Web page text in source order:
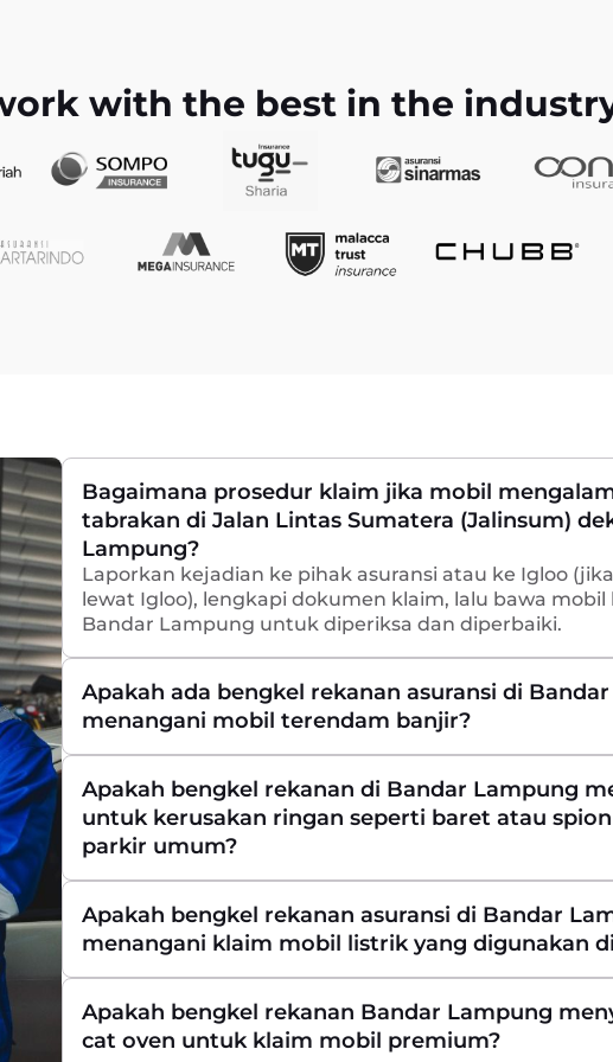
with the best in the
Bagaimana prosedur klaim jika mobil
tabrakan di Jalan Lintas Sumatera (Jalinsum)
Lampung?
Laporkan kejadian ke pihak asuransi atau ke Igloo
lewat Igloo), lengkapi dokumen klaim, lalu bawa
Bandar Lampung untuk diperiksa dan diperbaiki.
Apakah ada bengkel rekanan asuransi di
menangani mobil terendam banjir?
Apakah bengkel rekanan di Bandar Lampung
untuk kerusakan ringan seperti baret atau
parkir umum?
Apakah bengkel rekanan asuransi di Bandar
menangani klaim mobil listrik yang digunakan
Apakah bengkel rekanan Bandar Lampung
cat oven untuk klaim mobil premium?